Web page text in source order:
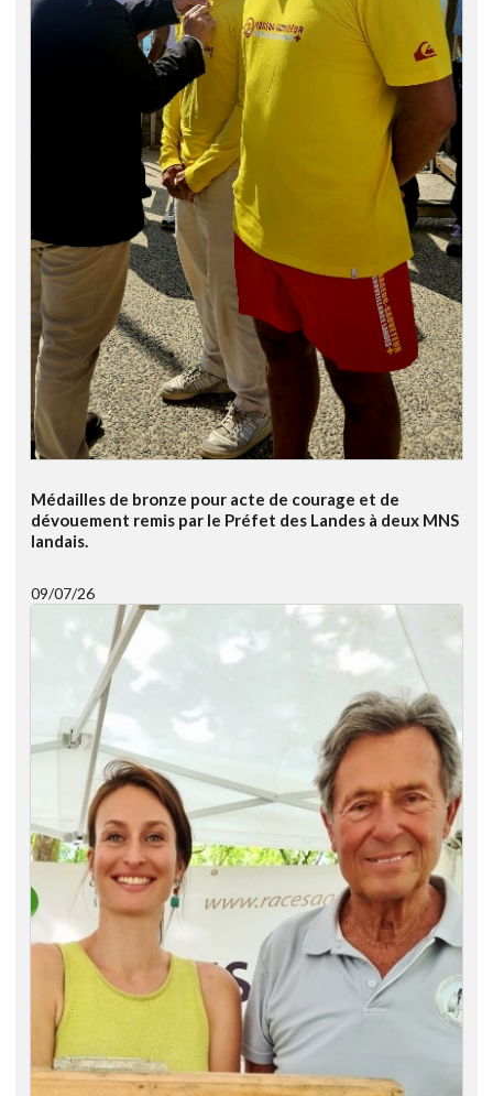
Médailles de bronze pour acte de courage et de
dévouement remis par le Préfet des Landes à deux MNS
landais.
09/07/26